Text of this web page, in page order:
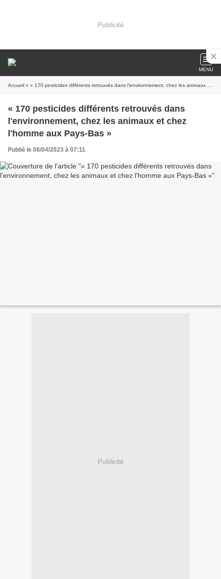
Publicité
MENU
Accueil » « 170 pesticides différents retrouvés dans l'environnement, chez les animaux et chez l'homme aux Pays-Bas »
« 170 pesticides différents retrouvés dans
l'environnement, chez les animaux et chez
l'homme aux Pays-Bas »
Publié le 06/04/2023 à 07:11
Publicité